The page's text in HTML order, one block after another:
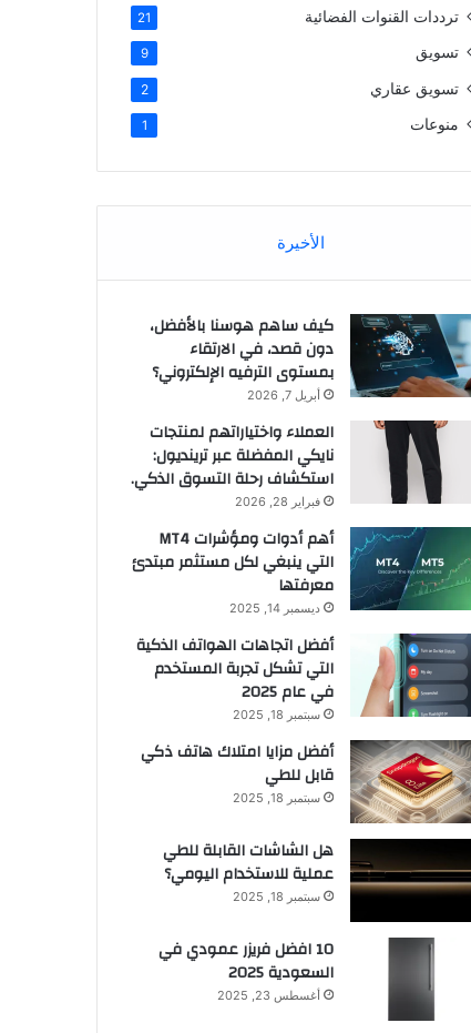
ترددات القنوات الفضائية 21
تسويق 9
تسويق عقاري 2
منوعات 1
الأخيرة
كيف ساهم هوسنا بالأفضل،
دون قصد، في الارتقاء
بمستوى الترفيه الإلكتروني؟
أبريل 7, 2026
العملاء واختياراتهم لمنتجات
نايكي المفضلة عبر ترينديول:
استكشاف رحلة التسوق الذكي.
فبراير 28, 2026
أهم أدوات ومؤشرات MT4
التي ينبغي لكل مستثمر مبتدئ
معرفتها
ديسمبر 14, 2025
أفضل اتجاهات الهواتف الذكية
التي تشكل تجربة المستخدم
في عام 2025
سبتمبر 18, 2025
أفضل مزايا امتلاك هاتف ذكي
قابل للطي
سبتمبر 18, 2025
هل الشاشات القابلة للطي
عملية للاستخدام اليومي؟
سبتمبر 18, 2025
10 افضل فريزر عمودي​ في
السعودية​ 2025
أغسطس 23, 2025